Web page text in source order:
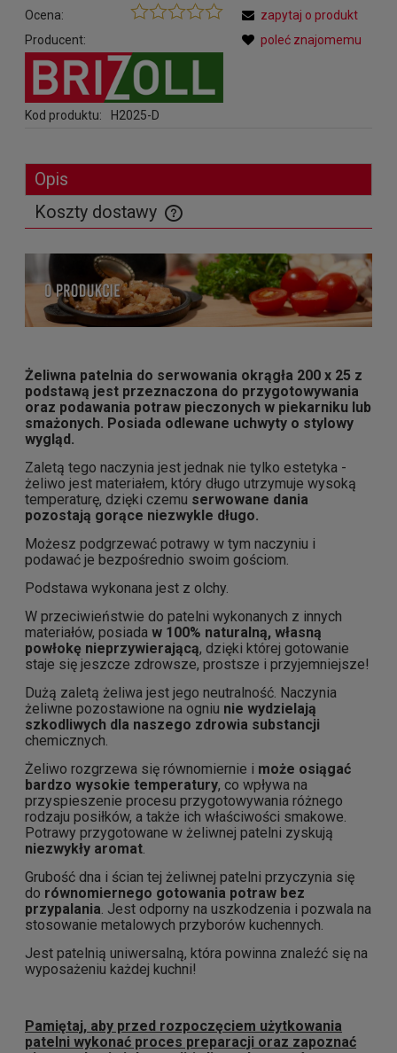
Ocena:
Producent:
Kod produktu: H2025-D
zapytaj o produkt
poleć znajomemu
Opis
Koszty dostawy
Cena nie zawiera ewentualnych kosztów płatności
Żeliwna patelnia do serwowania okrągła 200 x 25 z
podstawą jest przeznaczona do przygotowywania
oraz podawania potraw pieczonych w piekarniku lub
smażonych. Posiada odlewane uchwyty o stylowy
wygląd.
Zaletą tego naczynia jest jednak nie tylko estetyka -
żeliwo jest materiałem, który długo utrzymuje wysoką
temperaturę, dzięki czemu serwowane dania
pozostają gorące niezwykle długo.
Możesz podgrzewać potrawy w tym naczyniu i
podawać je bezpośrednio swoim gościom.
Podstawa wykonana jest z olchy.
W przeciwieństwie do patelni wykonanych z innych
materiałów, posiada w 100% naturalną, własną
powłokę nieprzywierającą, dzięki której gotowanie
staje się jeszcze zdrowsze, prostsze i przyjemniejsze!
Dużą zaletą żeliwa jest jego neutralność. Naczynia
żeliwne pozostawione na ogniu nie wydzielają
szkodliwych dla naszego zdrowia substancji
chemicznych.
Żeliwo rozgrzewa się równomiernie i może osiągać
bardzo wysokie temperatury, co wpływa na
przyspieszenie procesu przygotowywania różnego
rodzaju posiłków, a także ich właściwości smakowe.
Potrawy przygotowane w żeliwnej patelni zyskują
niezwykły aromat.
Grubość dna i ścian tej żeliwnej patelni przyczynia się
do równomiernego gotowania potraw bez
przypalania. Jest odporny na uszkodzenia i pozwala na
stosowanie metalowych przyborów kuchennych.
Jest patelnią uniwersalną, która powinna znaleźć się na
wyposażeniu każdej kuchni!
Pamiętaj, aby przed rozpoczęciem użytkowania
patelni wykonać proces preparacji oraz zapoznać